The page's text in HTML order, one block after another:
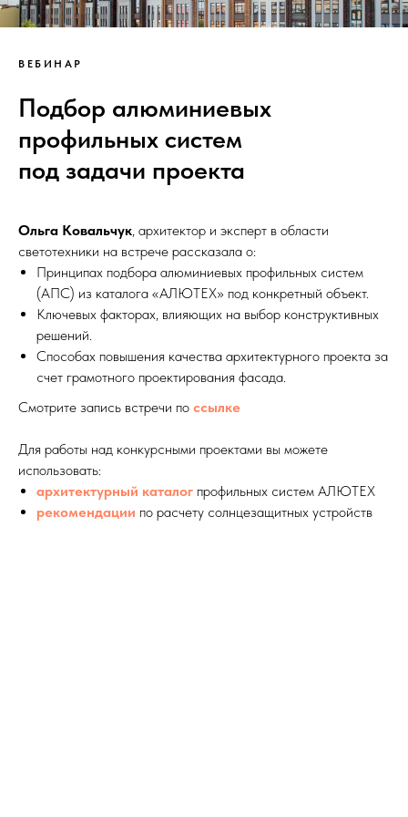
ВЕБИНАР
Подбор алюминиевых
профильных систем
под задачи проекта
Ольга Ковальчук, архитектор и эксперт в области
светотехники на встрече рассказала о:
Принципах подбора алюминиевых профильных систем
(АПС) из каталога «АЛЮТЕХ» под конкретный объект.
Ключевых факторах, влияющих на выбор конструктивных
решений.
Способах повышения качества архитектурного проекта за
счет грамотного проектирования фасада.
Смотрите запись встречи по ссылке
Для работы над конкурсными проектами вы можете
использовать:
архитектурный каталог профильных систем АЛЮТЕХ
рекомендации по расчету солнцезащитных устройств